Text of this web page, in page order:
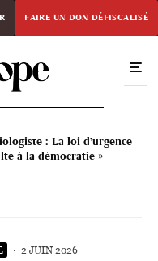
FAIRE UN DON DÉFISCALISÉ
: La loi d’urgence
à la démocratie »
· 2 JUIN 2026